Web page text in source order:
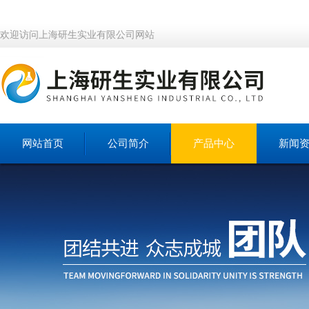
欢迎访问上海研生实业有限公司网站
网站首页 公司简介 产品中心 新闻